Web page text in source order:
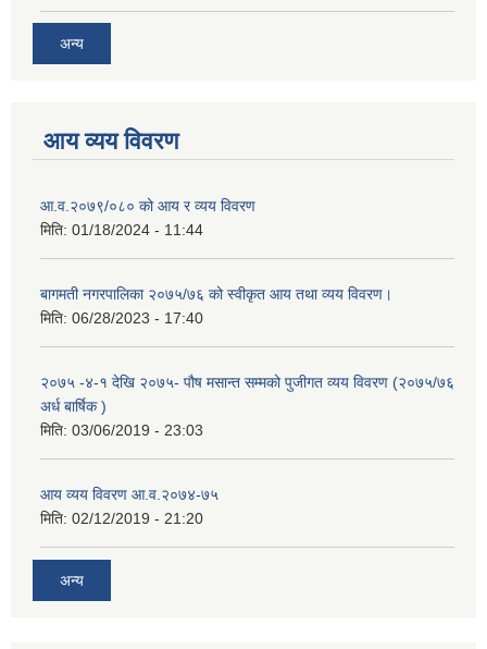
अन्य
आय व्यय विवरण
आ.व.२०७९/०८० को आय र व्यय विवरण
मिति: 01/18/2024 - 11:44
बागमती नगरपालिका २०७५/७६ को स्वीकृत आय तथा व्यय विवरण।
मिति: 06/28/2023 - 17:40
२०७५ -४-१ देखि २०७५- पौष मसान्त सम्मको पुजीगत व्यय विवरण (२०७५/७६
अर्ध बार्षिक )
मिति: 03/06/2019 - 23:03
आय व्यय विवरण आ.व.२०७४-७५
मिति: 02/12/2019 - 21:20
अन्य